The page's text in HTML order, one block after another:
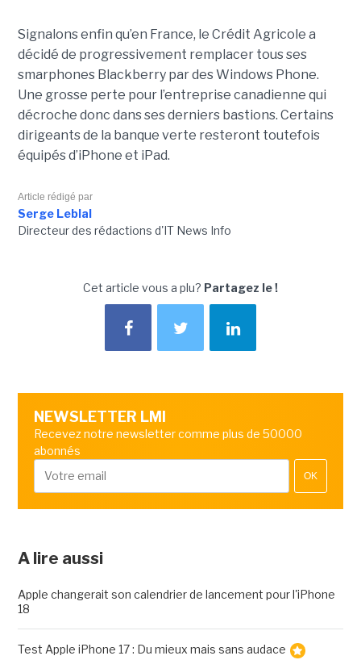
Signalons enfin qu’en France, le Crédit Agricole a
décidé de progressivement remplacer tous ses
smarphones Blackberry par des Windows Phone.
Une grosse perte pour l’entreprise canadienne qui
décroche donc dans ses derniers bastions. Certains
dirigeants de la banque verte resteront toutefois
équipés d’iPhone et iPad.
Article rédigé par
Serge Leblal
Directeur des rédactions d'IT News Info
Cet article vous a plu? Partagez le !
NEWSLETTER LMI
Recevez notre newsletter comme plus de 50000
abonnés
OK
A lire aussi
Apple changerait son calendrier de lancement pour l'iPhone
18
Test Apple iPhone 17 : Du mieux mais sans audace